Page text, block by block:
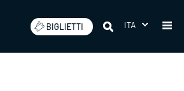
BIGLIETTI ITA